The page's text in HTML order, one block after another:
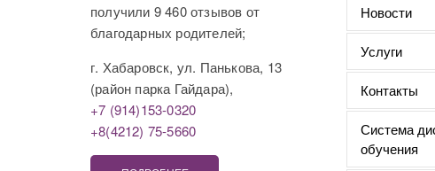
получили 9 460 отзывов от
благодарных родителей;
г. Хабаровск, ул. Панькова, 13
(район парка Гайдара),
+7 (914)153-0320
+8(4212) 75-5660
Новости
Услуги
Контакты
Система
обучения